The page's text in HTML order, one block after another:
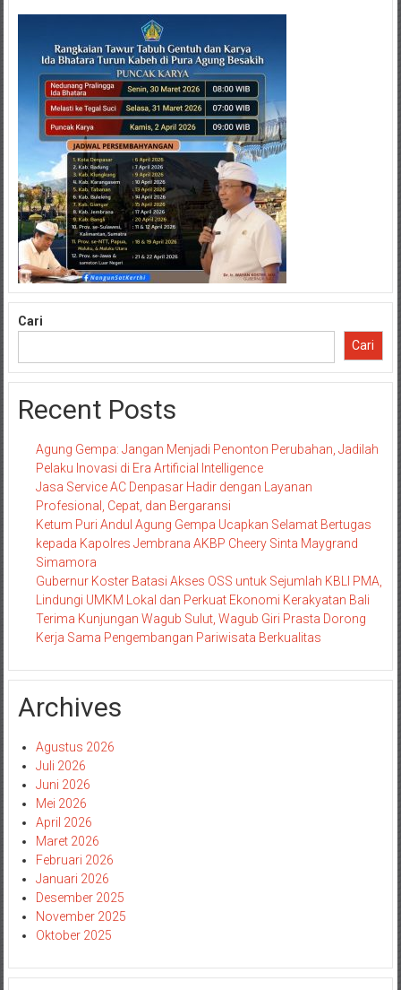
Cari
Cari
Recent Posts
Agung Gempa: Jangan Menjadi Penonton Perubahan, Jadilah
Pelaku Inovasi di Era Artificial Intelligence
Jasa Service AC Denpasar Hadir dengan Layanan
Profesional, Cepat, dan Bergaransi
Ketum Puri Andul Agung Gempa Ucapkan Selamat Bertugas
kepada Kapolres Jembrana AKBP Cheery Sinta Maygrand
Simamora
Gubernur Koster Batasi Akses OSS untuk Sejumlah KBLI PMA,
Lindungi UMKM Lokal dan Perkuat Ekonomi Kerakyatan Bali
Terima Kunjungan Wagub Sulut, Wagub Giri Prasta Dorong
Kerja Sama Pengembangan Pariwisata Berkualitas
Archives
Agustus 2026
Juli 2026
Juni 2026
Mei 2026
April 2026
Maret 2026
Februari 2026
Januari 2026
Desember 2025
November 2025
Oktober 2025